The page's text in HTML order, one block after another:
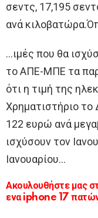
σεντς, 17,195
ανά
…ιμές που θα
το ΑΠΕ-ΜΠΕ τα
ότι η τιμή της
Χρηματιστήριο
122 ευρώ ανά
ισχύσουν τον
Ιανουαρίου…
Ακουλουθήστε μας
ενα iphone 17